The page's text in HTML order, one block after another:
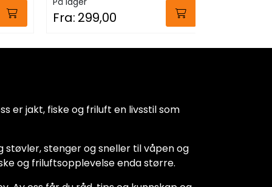
Fra: 299,00
er jakt, fiske og friluft en livsstil som
stenger og sneller til våpen og
og friluftsopplevelse enda større.